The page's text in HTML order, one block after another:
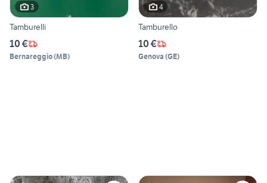
3
Tamburelli
10 €
Bernareggio(MB)
4
Tamburello
10 €
Genova (GE)